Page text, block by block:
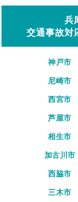
兵
交通事故対
神戸市
尼崎市
西宮市
芦屋市
相生市
加古川市
西脇市
三木市